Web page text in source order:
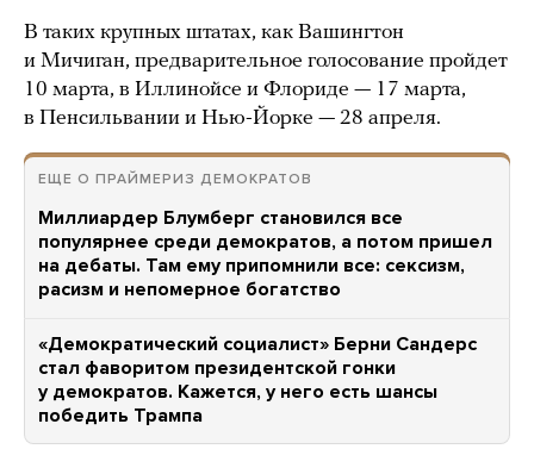
В таких крупных штатах, как Вашингтон
и Мичиган, предварительное голосование пройдет
10 марта, в Иллинойсе и Флориде — 17 марта,
в Пенсильвании и Нью-Йорке — 28 апреля.
ЕЩЕ О ПРАЙМЕРИЗ ДЕМОКРАТОВ
Миллиардер Блумберг становился все
популярнее среди демократов, а потом пришел
на дебаты. Там ему припомнили все: сексизм,
расизм и непомерное богатство
«Демократический социалист» Берни Сандерс
стал фаворитом президентской гонки
у демократов. Кажется, у него есть шансы
победить Трампа